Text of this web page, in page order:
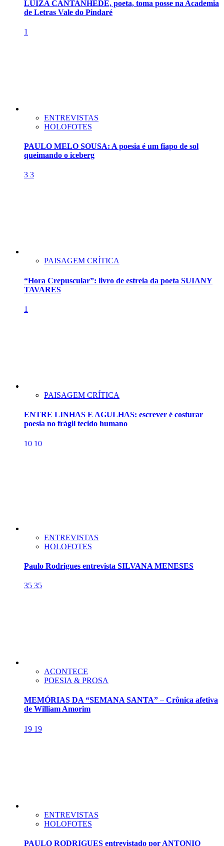
LUIZA CANTANHÊDE, poeta, toma posse na Academia
de Letras Vale do Pindaré
1
ENTREVISTAS
HOLOFOTES
PAULO MELO SOUSA: A poesia é um fiapo de sol
queimando o iceberg
3 3
PAISAGEM CRÍTICA
“Hora Crepuscular”: livro de estreia da poeta SUIANY
TAVARES
1
PAISAGEM CRÍTICA
ENTRE LINHAS E AGULHAS: escrever é costurar
poesia no frágil tecido humano
10 10
ENTREVISTAS
HOLOFOTES
Paulo Rodrigues entrevista SILVANA MENESES
35 35
ACONTECE
POESIA & PROSA
MEMÓRIAS DA “SEMANA SANTA” – Crônica afetiva
de William Amorim
19 19
ENTREVISTAS
HOLOFOTES
PAULO RODRIGUES entrevistado por ANTONIO